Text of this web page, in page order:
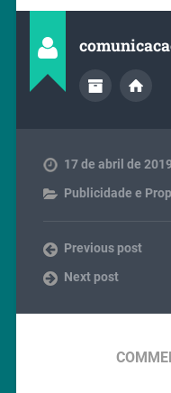
17 de abril de
Publicidade e
Previous post
Next post